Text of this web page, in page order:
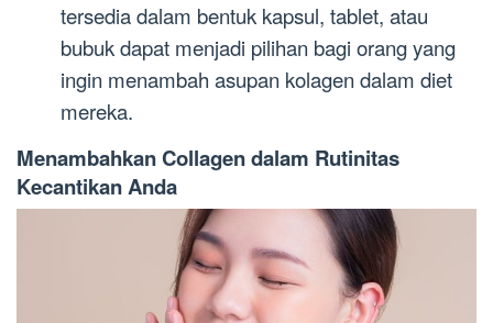
tersedia dalam bentuk kapsul, tablet, atau
bubuk dapat menjadi pilihan bagi orang yang
ingin menambah asupan kolagen dalam diet
mereka.
Menambahkan Collagen dalam Rutinitas
Kecantikan Anda